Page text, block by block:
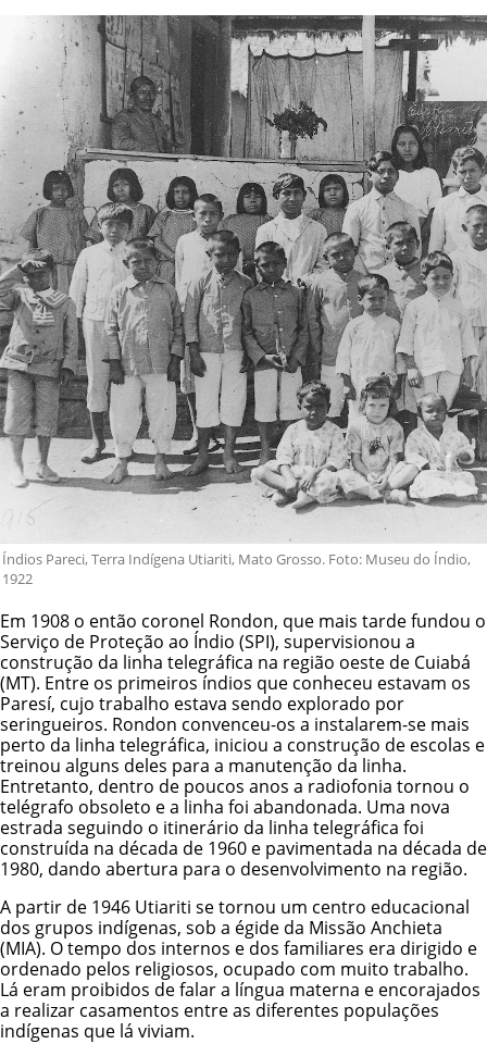
Índios Pareci, Terra Indígena Utiariti, Mato Grosso. Foto: Museu do Índio,
1922
Em 1908 o então coronel Rondon, que mais tarde fundou o
Serviço de Proteção ao Índio (SPI), supervisionou a
construção da linha telegráfica na região oeste de Cuiabá
(MT). Entre os primeiros índios que conheceu estavam os
Paresí, cujo trabalho estava sendo explorado por
seringueiros. Rondon convenceu-os a instalarem-se mais
perto da linha telegráfica, iniciou a construção de escolas e
treinou alguns deles para a manutenção da linha.
Entretanto, dentro de poucos anos a radiofonia tornou o
telégrafo obsoleto e a linha foi abandonada. Uma nova
estrada seguindo o itinerário da linha telegráfica foi
construída na década de 1960 e pavimentada na década de
1980, dando abertura para o desenvolvimento na região.
A partir de 1946 Utiariti se tornou um centro educacional
dos grupos indígenas, sob a égide da Missão Anchieta
(MIA). O tempo dos internos e dos familiares era dirigido e
ordenado pelos religiosos, ocupado com muito trabalho.
Lá eram proibidos de falar a língua materna e encorajados
a realizar casamentos entre as diferentes populações
indígenas que lá viviam.